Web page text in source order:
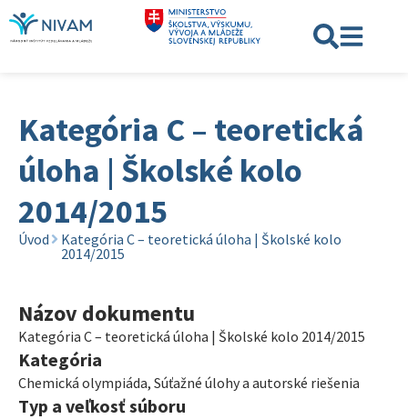
Kategória C – teoretická
úloha | Školské kolo
2014/2015
Úvod
Kategória C – teoretická úloha | Školské kolo
2014/2015
Názov dokumentu
Kategória C – teoretická úloha | Školské kolo 2014/2015
Kategória
Chemická olympiáda, Súťažné úlohy a autorské riešenia
Typ a veľkosť súboru